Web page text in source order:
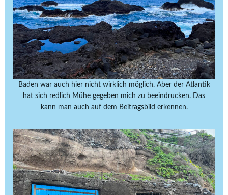
Baden war auch hier nicht wirklich möglich. Aber der Atlantik
hat sich redlich Mühe gegeben mich zu beeindrucken. Das
kann man auch auf dem Beitragsbild erkennen.